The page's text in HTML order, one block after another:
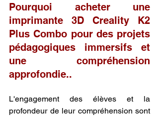
Pourquoi acheter une
imprimante 3D Creality K2
Plus Combo pour des projets
pédagogiques immersifs et
une compréhension
approfondie..
L'engagement des élèves et la
profondeur de leur compréhension sont